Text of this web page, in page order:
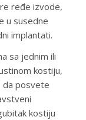
ređe izvode,
u susedne
implantati.
sa jednim ili
kostiju,
da posvete
kostiju